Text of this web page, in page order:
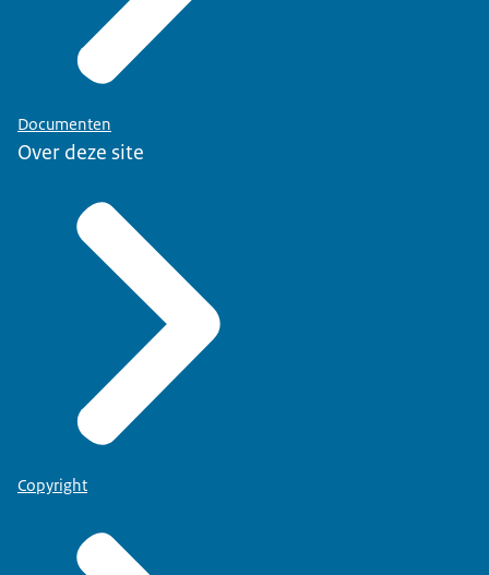
Documenten
Over deze site
Copyright